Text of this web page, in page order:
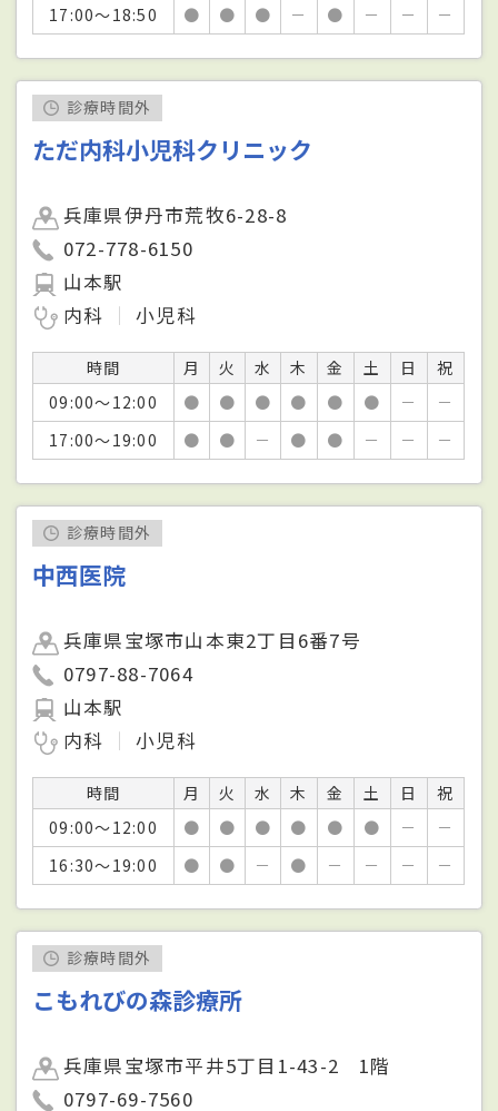
17:00～18:50
● ● ● － ● － － －
診療時間外
ただ内科小児科クリニック
兵庫県伊丹市荒牧6-28-8
072-778-6150
山本駅
内科
小児科
時間 月 火 水 木 金 土 日
祝
09:00～12:00
● ● ● ● ● ● －
－
17:00～19:00
● ● － ● ● － － －
診療時間外
中西医院
兵庫県宝塚市山本東2丁目6番7号
0797-88-7064
山本駅
内科
小児科
時間 月 火 水 木 金 土 日
祝
09:00～12:00
● ● ● ● ● ● －
－
16:30～19:00
● ● － ● － － － －
診療時間外
こもれびの森診療所
兵庫県宝塚市平井5丁目1-43-2 1階
0797-69-7560